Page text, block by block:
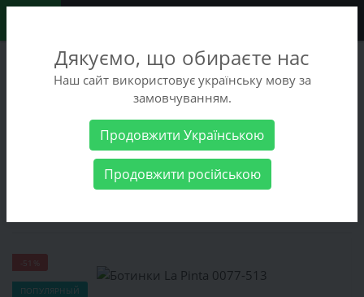
+38 (068) 486-90-09
+38 (093) 486-90-09
Женские товары Женская обувь Ботинки
-51%
ПОПУЛЯРНЫЙ
Дякуємо, що обираєте нас
Наш сайт використовує українську мову за
замовчуванням.
Продовжити Українською
Продовжити російською